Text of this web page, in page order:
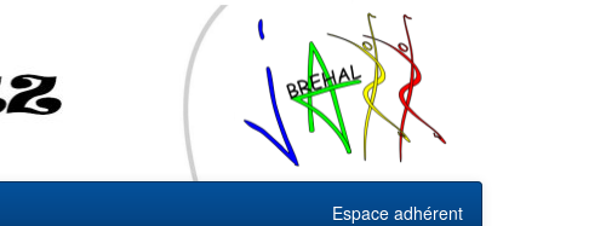
Espace adhérent